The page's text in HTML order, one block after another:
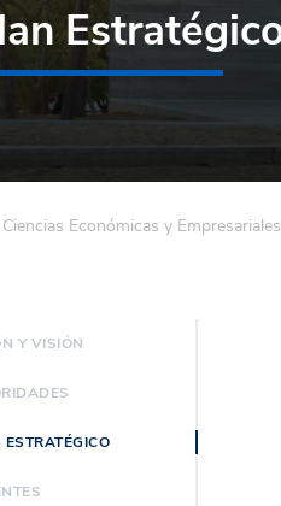
Ciencias Económicas y Empresariales
Y VISIÓN